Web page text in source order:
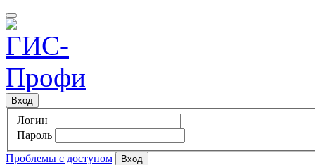
Вход
Логин
Пароль
Проблемы с доступом